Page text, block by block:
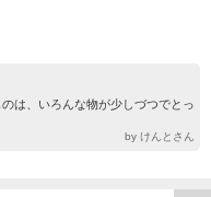
は、いろんな物が少しづつでとっ
by けんとさん